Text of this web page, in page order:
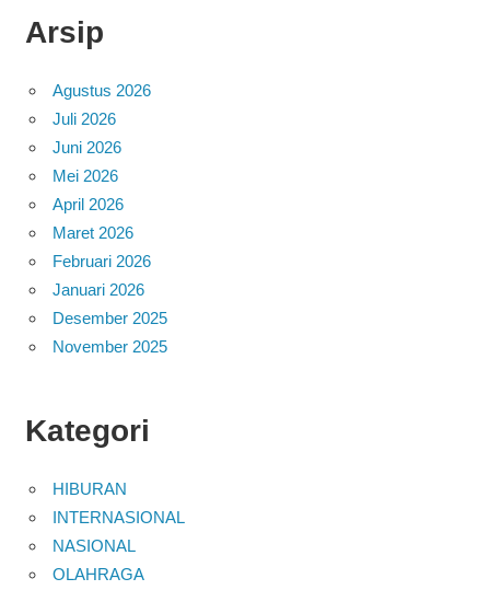
Arsip
Agustus 2026
Juli 2026
Juni 2026
Mei 2026
April 2026
Maret 2026
Februari 2026
Januari 2026
Desember 2025
November 2025
Kategori
HIBURAN
INTERNASIONAL
NASIONAL
OLAHRAGA